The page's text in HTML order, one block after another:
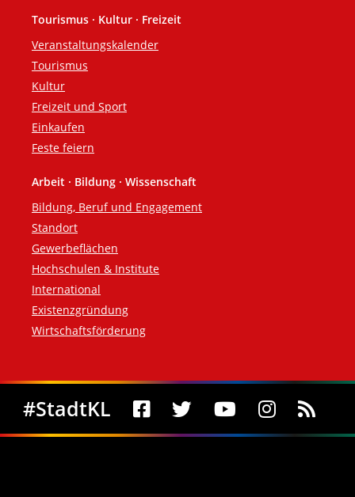
Tourismus · Kultur · Freizeit
Veranstaltungskalender
Tourismus
Kultur
Freizeit und Sport
Einkaufen
Feste feiern
Arbeit · Bildung · Wissenschaft
Bildung, Beruf und Engagement
Standort
Gewerbeflächen
Hochschulen & Institute
International
Existenzgründung
Wirtschaftsförderung
Social Media
#StadtKL